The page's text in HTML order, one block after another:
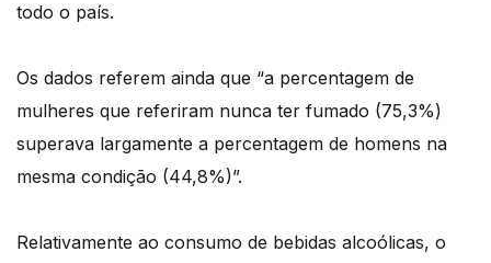
todo o país.
Os dados referem ainda que “a percentagem de
mulheres que referiram nunca ter fumado (75,3%)
superava largamente a percentagem de homens na
mesma condição (44,8%)”.
Relativamente ao consumo de bebidas alcoólicas, o